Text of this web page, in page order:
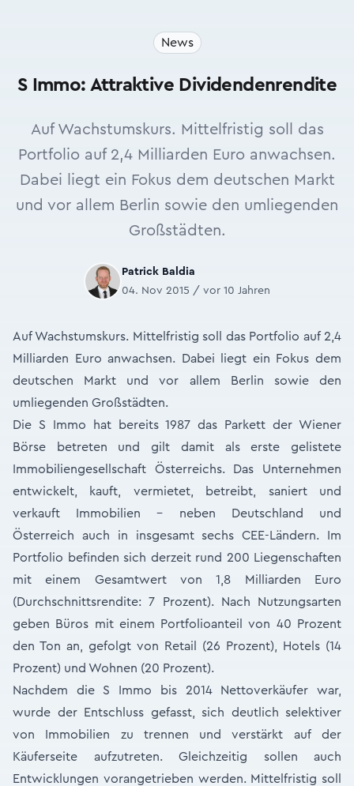
News
S Immo: Attraktive Dividendenrendite
Auf Wachstumskurs. Mittelfristig soll das
Portfolio auf 2,4 Milliarden Euro anwachsen.
Dabei liegt ein Fokus dem deutschen Markt
und vor allem Berlin sowie den umliegenden
Großstädten.
Patrick Baldia
04. Nov 2015 / vor 10 Jahren
Auf Wachstumskurs. Mittelfristig soll das Portfolio auf 2,4
Milliarden Euro anwachsen. Dabei liegt ein Fokus dem
deutschen Markt und vor allem Berlin sowie den
umliegenden Großstädten.
Die S Immo hat bereits 1987 das Parkett der Wiener
Börse betreten und gilt damit als erste gelistete
Immobiliengesellschaft Österreichs. Das Unternehmen
entwickelt, kauft, vermietet, betreibt, saniert und
verkauft Immobilien – neben Deutschland und
Österreich auch in insgesamt sechs CEE-Ländern. Im
Portfolio befinden sich derzeit rund 200 Liegenschaften
mit einem Gesamtwert von 1,8 Milliarden Euro
(Durchschnittsrendite: 7 Prozent). Nach Nutzungsarten
geben Büros mit einem Portfolioanteil von 40 Prozent
den Ton an, gefolgt von Retail (26 Prozent), Hotels (14
Prozent) und Wohnen (20 Prozent).
Nachdem die S Immo bis 2014 Nettoverkäufer war,
wurde der Entschluss gefasst, sich deutlich selektiver
von Immobilien zu trennen und verstärkt auf der
Käuferseite aufzutreten. Gleichzeitig sollen auch
Entwicklungen vorangetrieben werden. Mittelfristig soll